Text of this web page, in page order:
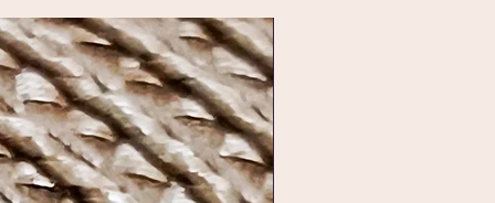
para diversas ocasiões:
o dia, no trabalho ou em
casuais
para um jantar especial ou
importantes, como
encontros ou celebrações